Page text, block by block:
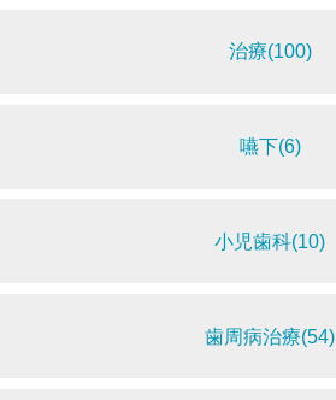
治療(100)
嚥下(6)
小児歯科(10)
歯周病治療(54)